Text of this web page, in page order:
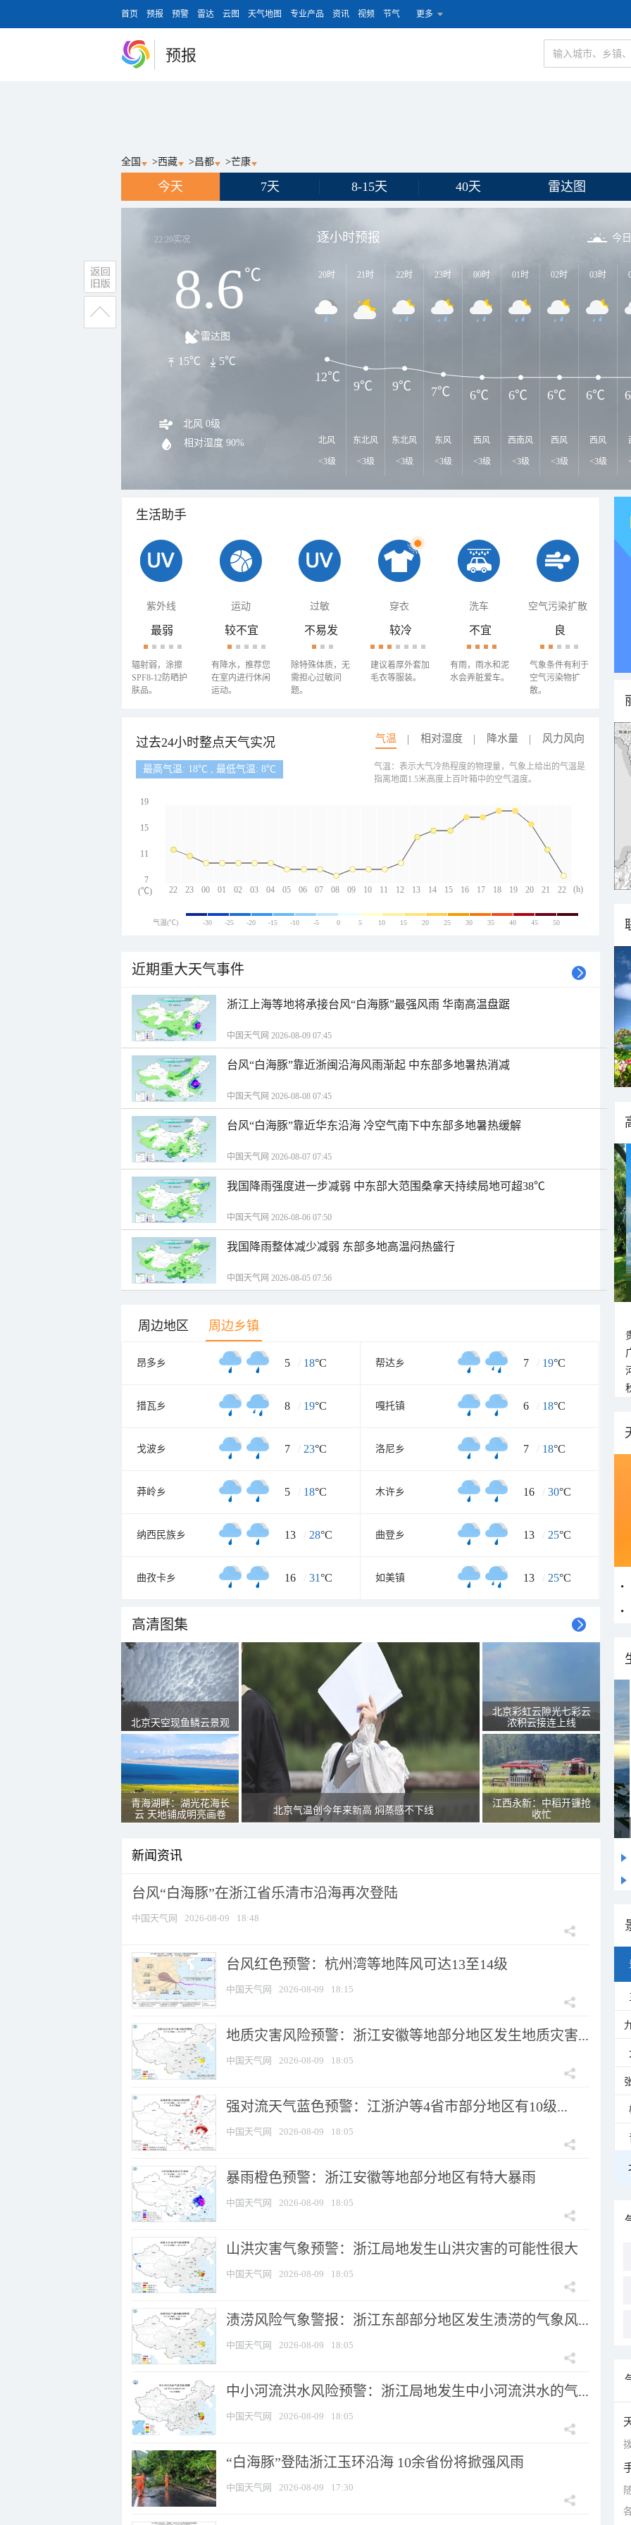
首页 预报 预警 雷达 云图 天气地图 专业产品 资讯 视频 节气 更多
预报
全国 >西藏 >昌都 >芒康
今天 7天 8-15天 40天 雷达图
22:20实况
8.6℃
雷达图
15℃ 5℃
北风 0级
相对湿度 90%
逐小时预报 今
20时
北风
<3级
21时
东北风
<3级
22时
东北风
<3级
23时
东风
<3级
00时
西风
<3级
01时
西南风
<3级
02时
西风
<3级
03时
西风
<3级
12℃
9℃ 9℃ 7℃ 6℃ 6℃ 6℃ 6℃
生活助手
紫外线 运动 过敏 穿衣 洗车 空气污染扩散
最弱
辐射弱，涂擦
SPF8-12防晒护
肤品。
较不宜
有降水，推荐您
在室内进行休闲
运动。
不易发
除特殊体质，无
需担心过敏问
题。
较冷
建议着厚外套加
毛衣等服装。
不宜
有雨，雨水和泥
水会弄脏爱车。
良
气象条件有利于
空气污染物扩
散。
过去24小时整点天气实况 气温 相对湿度 降水量 风力风向
最高气温: 18℃ , 最低气温: 8℃
22 23 00 01 02 03 04 05 06 07 08 09 10 11 12 13 14 15 16 17 18 19 20 21 22
19
15
11
7
(h)
(℃)
气温：表示大气冷热程度的物理量，气象上给出的气温是
指离地面1.5米高度上百叶箱中的空气温度。
气温(℃) -30 -25 -20 -15 -10 -5 0 5 10 15 20 25 30 35 40 45 50
近期重大天气事件
浙江上海等地将承接台风“白海豚”最强风雨 华南高温盘踞
中国天气网 2026-08-09 07:45
台风“白海豚”靠近浙闽沿海风雨渐起 中东部多地暑热消减
中国天气网 2026-08-08 07:45
台风“白海豚”靠近华东沿海 冷空气南下中东部多地暑热缓解
中国天气网 2026-08-07 07:45
我国降雨强度进一步减弱 中东部大范围桑拿天持续局地可超38℃
中国天气网 2026-08-06 07:50
我国降雨整体减少减弱 东部多地高温闷热盛行
中国天气网 2026-08-05 07:56
周边地区 周边乡镇
昂多乡 5 / 18°C 帮达乡 7 / 19°C
措瓦乡 8 / 19°C 嘎托镇 6 / 18°C
戈波乡 7 / 23°C 洛尼乡 7 / 18°C
莽岭乡 5 / 18°C 木许乡 16 / 30°C
纳西民族乡 13 / 28°C 曲登乡 13 / 25°C
曲孜卡乡 16 / 31°C 如美镇 13 / 25°C
高清图集
北京天空现鱼鳞云景观
青海湖畔：湖光花海长
云 天地铺成明亮画卷
北京气温创今年来新高 焖蒸感不下线
北京彩虹云隙光七彩云
浓积云接连上线
江西永新：中稻开镰抢
收忙
新闻资讯
台风“白海豚”在浙江省乐清市沿海再次登陆
中国天气网 2026-08-09 18:48
​台风红色预警：杭州湾等地阵风可达13至14级
中国天气网 2026-08-09 18:15
地质灾害风险预警：浙江安徽等地部分地区发生地质灾害...
中国天气网 2026-08-09 18:05
强对流天气蓝色预警：江浙沪等4省市部分地区有10级...
中国天气网 2026-08-09 18:05
暴雨橙色预警：浙江安徽等地部分地区有特大暴雨
中国天气网 2026-08-09 18:05
山洪灾害气象预警：浙江局地发生山洪灾害的可能性很大
中国天气网 2026-08-09 18:05
渍涝风险气象警报：浙江东部部分地区发生渍涝的气象风...
中国天气网 2026-08-09 18:05
中小河流洪水风险预警：浙江局地发生中小河流洪水的气...
中国天气网 2026-08-09 18:05
“白海豚”登陆浙江玉环沿海 10余省份将掀强风雨
中国天气网 2026-08-09 17:30